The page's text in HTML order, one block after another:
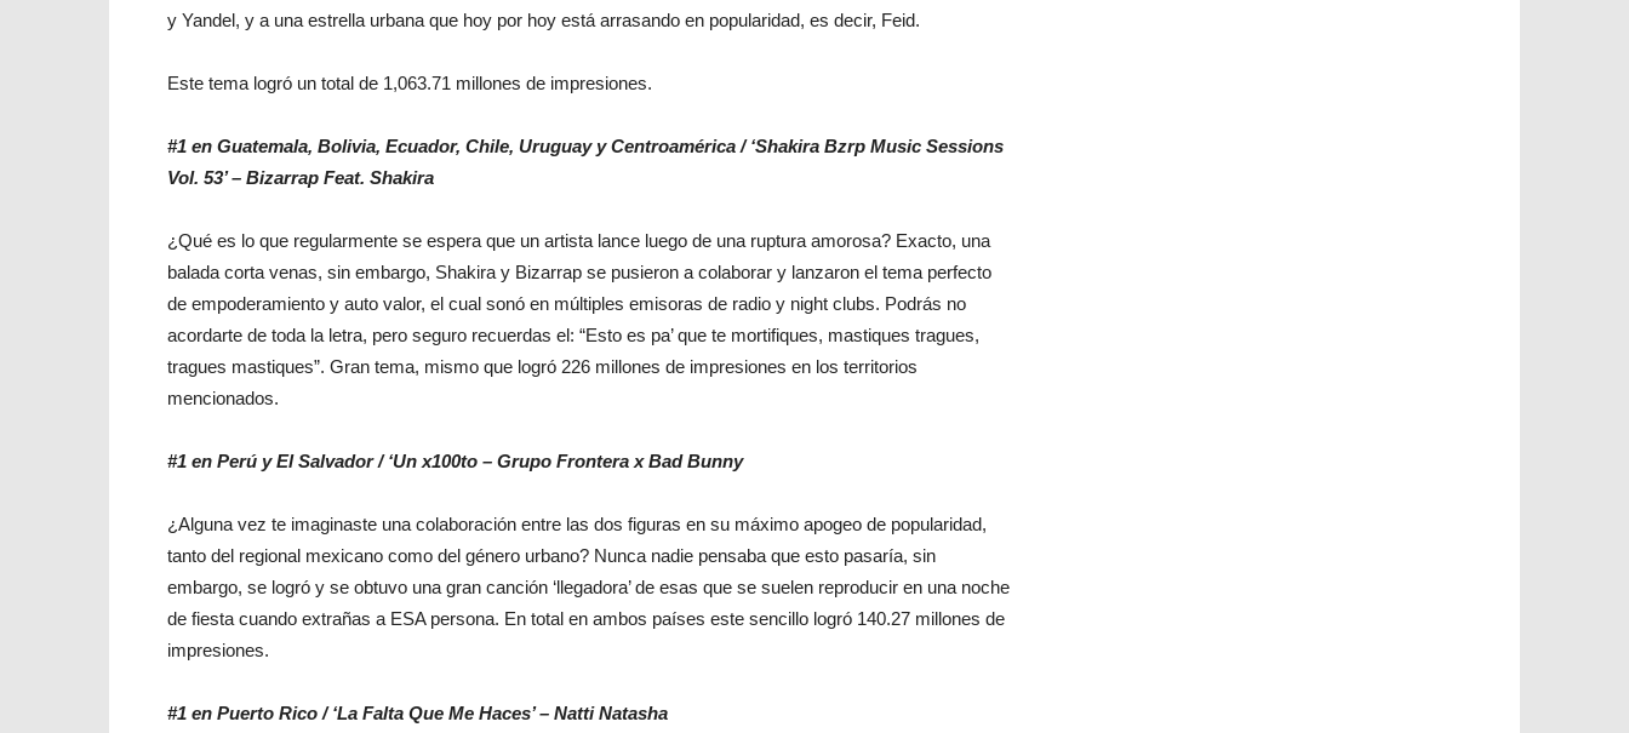
y Yandel, y a una estrella urbana que hoy por hoy está arrasando en popularidad, es decir, Feid.
Este tema logró un total de 1,063.71 millones de impresiones.
#1 en Guatemala, Bolivia, Ecuador, Chile, Uruguay y Centroamérica / ‘Shakira Bzrp Music Sessions
Vol. 53’ – Bizarrap Feat. Shakira
¿Qué es lo que regularmente se espera que un artista lance luego de una ruptura amorosa? Exacto, una
balada corta venas, sin embargo, Shakira y Bizarrap se pusieron a colaborar y lanzaron el tema perfecto
de empoderamiento y auto valor, el cual sonó en múltiples emisoras de radio y night clubs. Podrás no
acordarte de toda la letra, pero seguro recuerdas el: “Esto es pa’ que te mortifiques, mastiques tragues,
tragues mastiques”. Gran tema, mismo que logró 226 millones de impresiones en los territorios
mencionados.
#1 en Perú y El Salvador / ‘Un x100to – Grupo Frontera x Bad Bunny
¿Alguna vez te imaginaste una colaboración entre las dos figuras en su máximo apogeo de popularidad,
tanto del regional mexicano como del género urbano? Nunca nadie pensaba que esto pasaría, sin
embargo, se logró y se obtuvo una gran canción ‘llegadora’ de esas que se suelen reproducir en una noche
de fiesta cuando extrañas a ESA persona. En total en ambos países este sencillo logró 140.27 millones de
impresiones.
#1 en Puerto Rico / ‘La Falta Que Me Haces’ – Natti Natasha